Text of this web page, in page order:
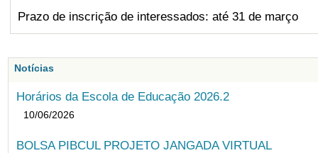
Prazo de inscrição de interessados: até 31 de março
Notícias
Horários da Escola de Educação 2026.2
10/06/2026
BOLSA PIBCUL PROJETO JANGADA VIRTUAL